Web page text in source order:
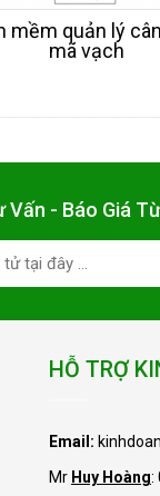
- Báo Giá
HỖ TRỢ
Email:
Mr Huy Hoàng:
mềm quản lý
mã vạch